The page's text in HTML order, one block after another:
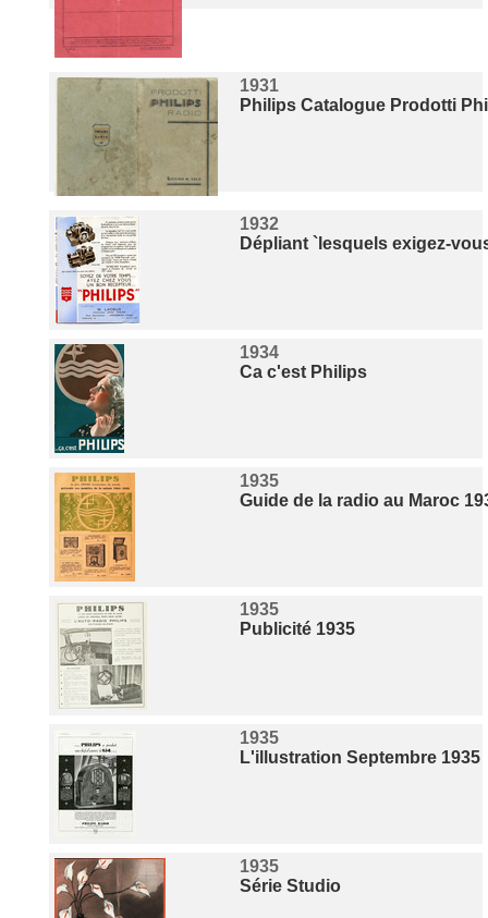
1931
Philips Catalogue Prodotti
1932
Dépliant `lesquels exigez-
1934
Ca c'est Philips
1935
Guide de la radio au Maroc
1935
Publicité 1935
1935
L'illustration Septembre 1935
1935
Série Studio